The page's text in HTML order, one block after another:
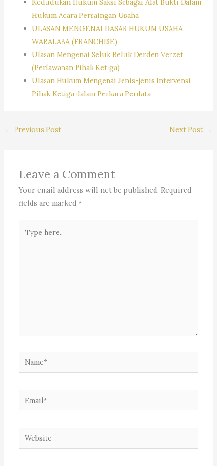
Kedudukan Hukum Saksi Sebagai Alat Bukti Dalam
Hukum Acara Persaingan Usaha
ULASAN MENGENAI DASAR HUKUM USAHA
WARALABA (FRANCHISE)
Ulasan Mengenai Seluk Beluk Derden Verzet
(Perlawanan Pihak Ketiga)
Ulasan Hukum Mengenai Jenis-jenis Intervensi
Pihak Ketiga dalam Perkara Perdata
← Previous Post Next Post →
Leave a Comment
Your email address will not be published. Required
fields are marked*
here..
Name*
Email*
Website